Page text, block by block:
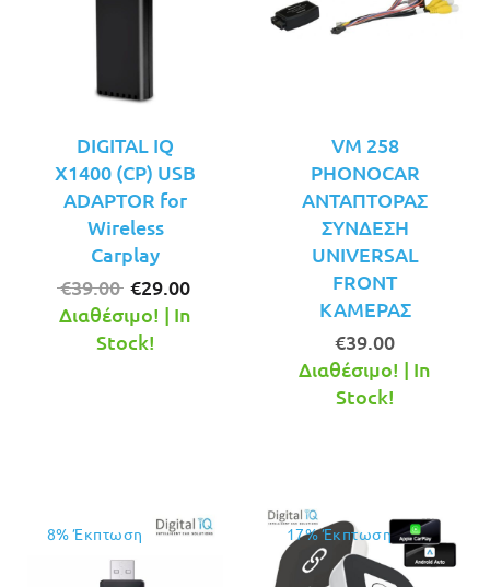
DIGITAL IQ
X1400 (CP) USB
ADAPTOR for
Wireless
Carplay
€39.00 Original
price
was:
€29.00
Διαθέσιμο! | In
Stock!
VM 258
PHONOCAR
ΑΝΤΑΠΤΟΡΑΣ
ΣΥΝΔΕΣΗ
UNIVERSAL
FRONT
ΚΑΜΕΡΑΣ
€39.00
Διαθέσιμο! | In
Stock!
8% Έκπτωση 17% Έκπτωση